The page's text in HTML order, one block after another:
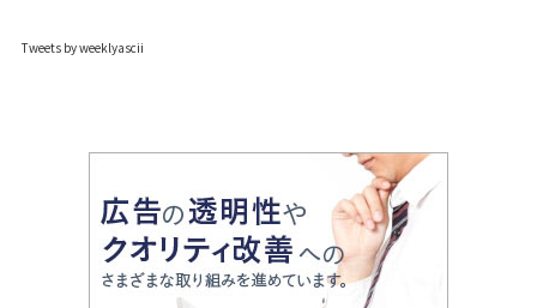
Tweets by weeklyascii